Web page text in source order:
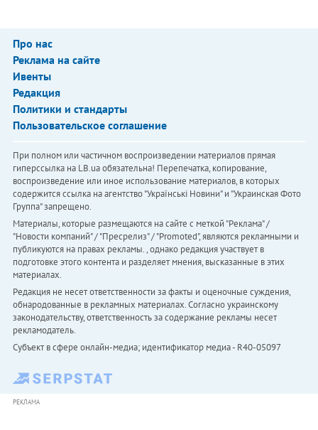
Про нас
Реклама на сайте
Ивенты
Редакция
Политики и стандарты
Пользовательское соглашение
При полном или частичном воспроизведении материалов прямая
гиперссылка на LB.ua обязательна! Перепечатка, копирование,
воспроизведение или иное использование материалов, в которых
содержится ссылка на агентство "Українськi Новини" и "Украинская Фото
Группа" запрещено.
Материалы, которые размещаются на сайте с меткой "Реклама" /
"Новости компаний" / "Пресрелиз" / "Promoted", являются рекламными и
публикуются на правах рекламы. , однако редакция участвует в
подготовке этого контента и разделяет мнения, высказанные в этих
материалах.
Редакция не несет ответственности за факты и оценочные суждения,
обнародованные в рекламных материалах. Согласно украинскому
законодательству, ответственность за содержание рекламы несет
рекламодатель.
Субъект в сфере онлайн-медиа; идентификатор медиа - R40-05097
РЕКЛАМА